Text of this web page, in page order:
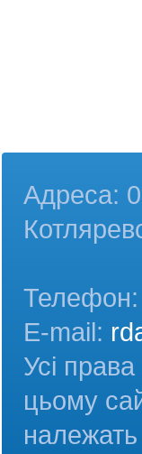
Адреса:
E-mail:
Усі
цьому
належать